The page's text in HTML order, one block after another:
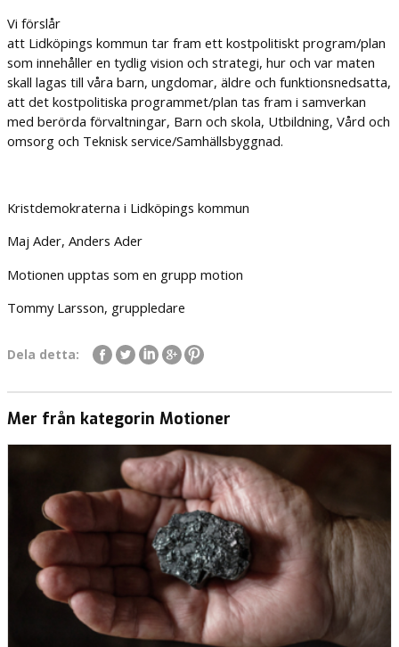
Vi förslår
att Lidköpings kommun tar fram ett kostpolitiskt program/plan
som innehåller en tydlig vision och strategi, hur och var maten
skall lagas till våra barn, ungdomar, äldre och funktionsnedsatta,
att det kostpolitiska programmet/plan tas fram i samverkan
med berörda förvaltningar, Barn och skola, Utbildning, Vård och
omsorg och Teknisk service/Samhällsbyggnad.
Kristdemokraterna i Lidköpings kommun
Maj Ader, Anders Ader
Motionen upptas som en grupp motion
Tommy Larsson, gruppledare
Dela detta:
Mer från kategorin Motioner